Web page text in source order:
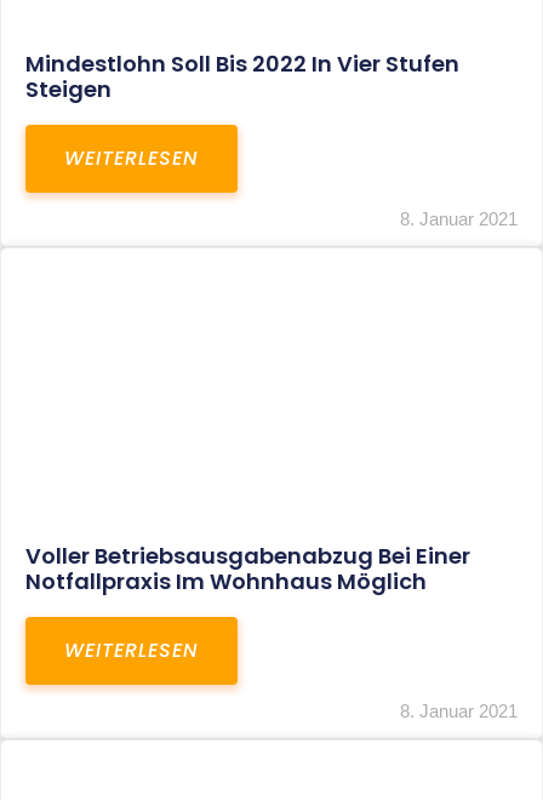
Mindestlohn Soll Bis 2022 In Vier Stufen
Steigen
WEITERLESEN
8. Januar 2021
Voller Betriebsausgabenabzug Bei Einer
Notfallpraxis Im Wohnhaus Möglich
WEITERLESEN
8. Januar 2021